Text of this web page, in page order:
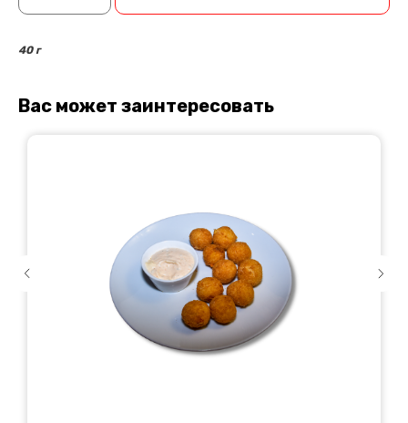
40 г
Вас может заинтересовать